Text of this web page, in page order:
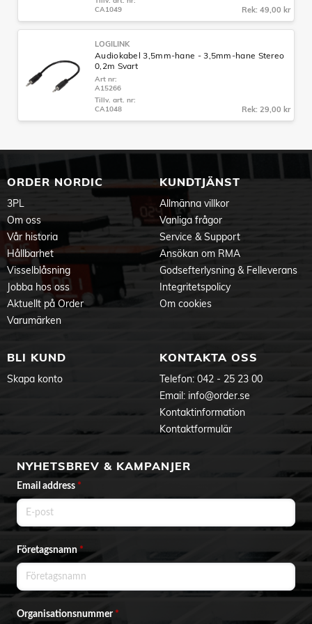
CA1049
Rek: 49,00 kr
LOGILINK
Audiokabel 3,5mm-hane - 3,5mm-hane Stereo
0,2m Svart
Art nr:
A15266
Tillv. art. nr:
CA1048
Rek: 29,00 kr
ORDER NORDIC
3PL
Om oss
Vår historia
Hållbarhet
Visselblåsning
Jobba hos oss
Aktuellt på Order
Varumärken
KUNDTJÄNST
Allmänna villkor
Vanliga frågor
Service & Support
Ansökan om RMA
Godsefterlysning & Felleverans
Integritetspolicy
Om cookies
BLI KUND
Skapa konto
KONTAKTA OSS
Telefon: 042 - 25 23 00
Email: info@order.se
Kontaktinformation
Kontaktformulär
NYHETSBREV & KAMPANJER
Email address *
Företagsnamn*
Organisationsnummer *